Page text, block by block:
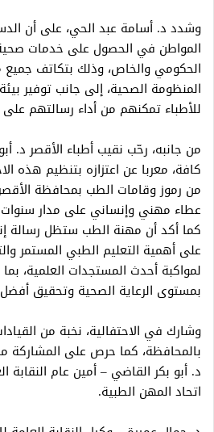
وشدد د. أسامة عبد الحي، على أن
المواطن في الحصول على خدمات
الحكومي والخاص، وذلك بتكاتف
المنظومة الصحية، إلى جانب توفير
للأطباء تمكنهم من أداء رسالتهم على
من جانبه، رحّب نقيب أطباء الأقصر د.
كافة، معربا عن اعتزازه بتنظيم هذه
من رموز وقامات الطب بمحافظة
عطاء مهني وإنساني على مدار
كما أكد أن مهنة الطب ستظل رسالة
على أهمية التعليم الطبي المستمر
لمواكبة أحدث المستجدات العلمية،
بمستوى الرعاية الصحية وتحقيق
وشارك في الاحتفالية، نخبة من
بالمحافظة، كما حرص على المشاركة من
د. أبو بكر القاضي – أمين عام النقابة
اتحاد المهن الطبية.